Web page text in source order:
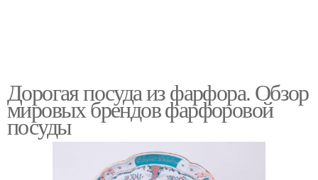
Дорогая посуда из фарфора. Обзор
мировых брендов фарфоровой
посуды